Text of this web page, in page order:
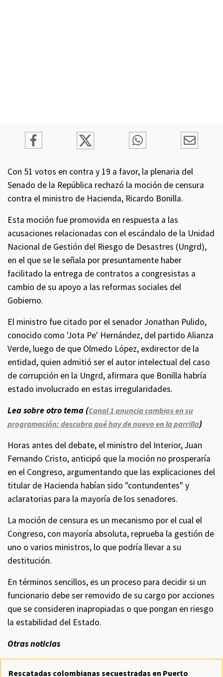
Con 51 votos en contra y 19 a favor, la plenaria del
Senado de la República rechazó la moción de censura
contra el ministro de Hacienda, Ricardo Bonilla.
Esta moción fue promovida en respuesta a las
acusaciones relacionadas con el escándalo de la Unidad
Nacional de Gestión del Riesgo de Desastres (Ungrd),
en el que se le señala por presuntamente haber
facilitado la entrega de contratos a congresistas a
cambio de su apoyo a las reformas sociales del
Gobierno.
El ministro fue citado por el senador Jonathan Pulido,
conocido como 'Jota Pe' Hernández, del partido Alianza
Verde, luego de que Olmedo López, exdirector de la
entidad, quien admitió ser el autor intelectual del caso
de corrupción en la Ungrd, afirmara que Bonilla habría
estado involucrado en estas irregularidades.
Lea sobre otro tema (Canal 1 anuncia cambios en su
programación: descubra qué hay de nuevo en la parrilla)
Horas antes del debate, el ministro del Interior, Juan
Fernando Cristo, anticipó que la moción no prosperaría
en el Congreso, argumentando que las explicaciones del
titular de Hacienda habían sido "contundentes" y
aclaratorias para la mayoría de los senadores.
La moción de censura es un mecanismo por el cual el
Congreso, con mayoría absoluta, reprueba la gestión de
uno o varios ministros, lo que podría llevar a su
destitución.
En términos sencillos, es un proceso para decidir si un
funcionario debe ser removido de su cargo por acciones
que se consideren inapropiadas o que pongan en riesgo
la estabilidad del Estado.
Otras noticias
Rescatadas colombianas secuestradas en Puerto